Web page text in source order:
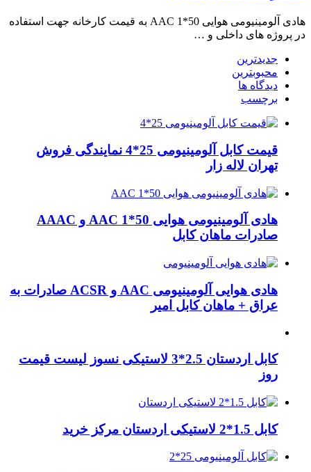
هادی آلومینیومی هوایی 50*1 AAC به قیمت کارخانه جهت استفاده
در پروژه های داخلی و …
جدیدترین
محبوبترین
دیدگاه ها
برچسب
قیمت کابل آلومینیومی 25*4 نمایندگی فروش
تهران لاله زار
هادی آلومینیومی هوایی 50*1 AAC و AAAC
صادرات ماهان کابل
هادی هوایی آلومینیومی AAC و ACSR صادرات به
عراق + ماهان کابل امیر
کابل اردستان 2.5*3 لاستیکی نسوز لیست قیمت
روز
کابل 1.5*2 لاستیکی اردستان مرکز خرید